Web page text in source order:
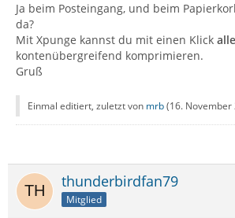
Ja beim Posteingang, und beim
da?
Mit Xpunge kannst du mit einen Klick alle
kontenübergreifend komprimieren.
Gruß
Einmal editiert, zuletzt von mrb(16.
thunderbirdfan79
Mitglied